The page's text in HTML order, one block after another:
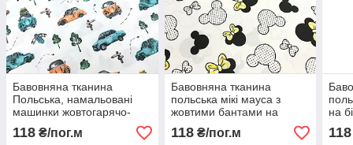
Бавовняна тканина
Польська, намальовані
машинки жовтогарячо-
бірюзові в лісі на білому
(0264)
118 ₴/пог.м
Бавовняна тканина
польська мікі мауса з
жовтими бантами на
білому (E-0091)
118₴/пог.м
на
118